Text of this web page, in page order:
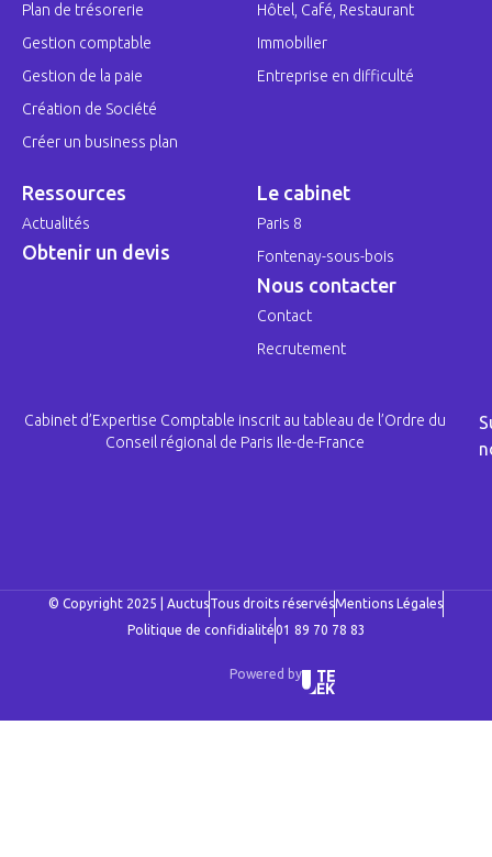
Plan de trésorerie
Gestion comptable
Gestion de la paie
Création de Société
Créer un business plan
Hôtel, Café, Restaurant
Immobilier
Entreprise en difficulté
Ressources
Actualités
Obtenir un devis
Le cabinet
Paris 8
Fontenay-sous-bois
Nous contacter
Contact
Recrutement
Cabinet d’Expertise Comptable inscrit au tableau de l’Ordre du
Conseil régional de Paris Ile-de-France
© Copyright 2025 | AuctusTous droits réservésMentions Légales
Politique de confidialité01 89 70 78 83
Powered by